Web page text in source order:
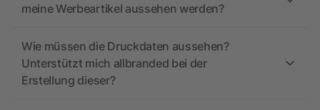
meine Werbeartikel aussehen werden?
Wie müssen die Druckdaten aussehen?
Unterstützt mich allbranded bei der
Erstellung dieser?